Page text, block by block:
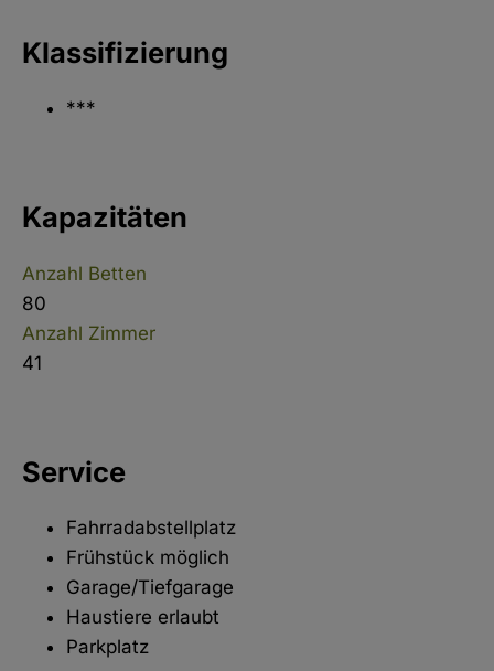
Klassifizierung
***
Kapazitäten
Anzahl Betten
80
Anzahl Zimmer
41
Service
Fahrradabstellplatz
Frühstück möglich
Garage/Tiefgarage
Haustiere erlaubt
Parkplatz